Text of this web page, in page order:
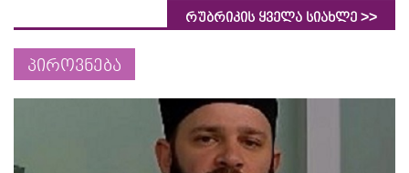
რუბრიკის ყველა სიახლე >>
პიროვნება